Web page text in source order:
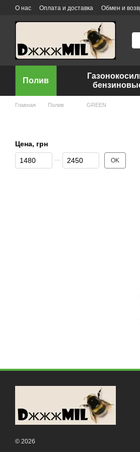
Перейти к основному контенту
О нас Оплата и доставка Обмен и
Полив
Главная Полив GREEN
Цена, грн
От Цена, грн
До Цена, грн OK
© 2026